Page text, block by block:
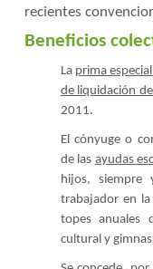
recientes
Beneficios
La prima
de liquidación
2011.
El cónyuge o
de las ayudas
hijos, siempre
trabajador en la
topes anuales
cultural y